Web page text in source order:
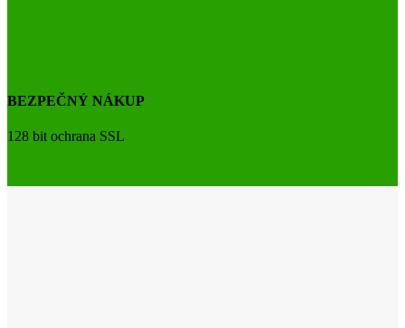
BEZPEČNÝ NÁKUP
128 bit ochrana SSL